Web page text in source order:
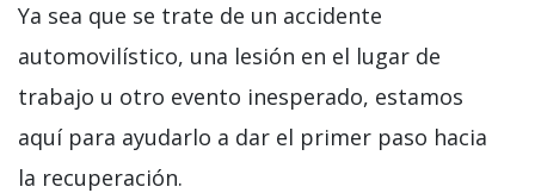
Ya sea que se trate de un accidente
automovilístico, una lesión en el lugar de
trabajo u otro evento inesperado, estamos
aquí para ayudarlo a dar el primer paso hacia
la recuperación.